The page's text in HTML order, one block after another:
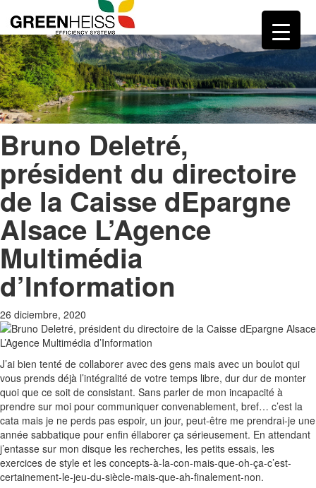
Bruno Deletré,
président du directoire
de la Caisse dEpargne
Alsace L’Agence
Multimédia
d’Information
26 diciembre, 2020
J’ai bien tenté de collaborer avec des gens mais avec un boulot qui
vous prends déjà l’intégralité de votre temps libre, dur dur de monter
quoi que ce soit de consistant. Sans parler de mon incapacité à
prendre sur moi pour communiquer convenablement, bref… c’est la
cata mais je ne perds pas espoir, un jour, peut-être me prendrai-je une
année sabbatique pour enfin éllaborer ça sérieusement. En attendant
j’entasse sur mon disque les recherches, les petits essais, les
exercices de style et les concepts-à-la-con-mais-que-oh-ça-c’est-
certainement-le-jeu-du-siècle-mais-que-ah-finalement-non.